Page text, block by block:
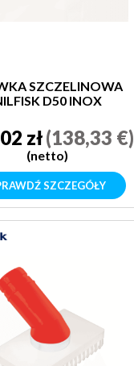
SZCZELINOWA
D50 INOX
zł(138,33 €)
(netto)
SZCZEGÓŁY